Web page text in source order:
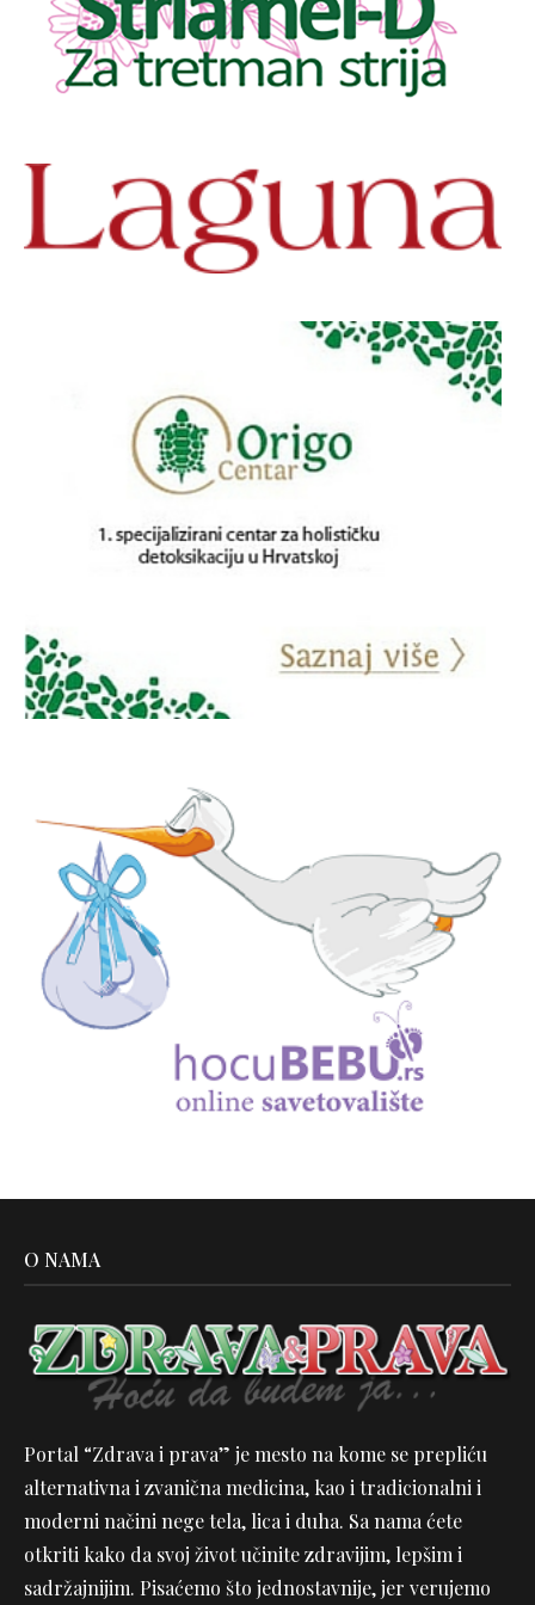
O NAMA
Portal “Zdrava i prava” je mesto na kome se prepliću
alternativna i zvanična medicina, kao i tradicionalni i
moderni načini nege tela, lica i duha. Sa nama ćete
otkriti kako da svoj život učinite zdravijim, lepšim i
sadržajnijim. Pisaćemo što jednostavnije, jer verujemo